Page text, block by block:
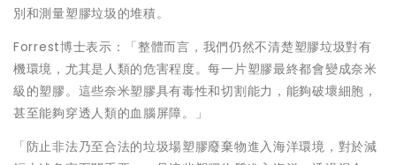
別和測量塑膠垃圾的堆積。
Forrest博士表示：「整體而言，我們仍然不清楚塑膠垃圾對有
機環境，尤其是人類的危害程度。每一片塑膠最終都會變成奈米
級的塑膠。這些奈米塑膠具有毒性和切割能力，能夠破壞細胞，
甚至能夠穿透人類的血腦屏障。」
「防止非法乃至合法的垃圾場塑膠廢棄物進入海洋環境，對於減